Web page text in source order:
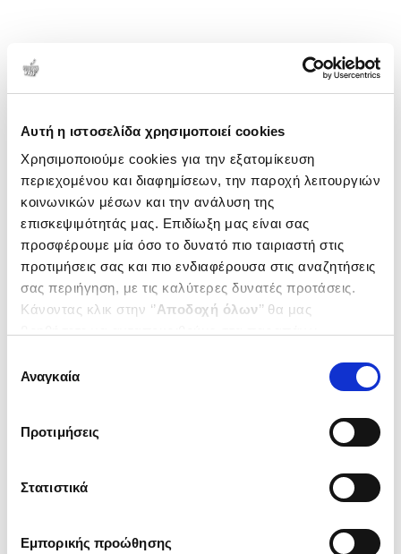
Αυτή η ιστοσελίδα χρησιμοποιεί cookies
Χρησιμοποιούμε cookies για την εξατομίκευση
περιεχομένου και διαφημίσεων, την παροχή λειτουργιών
κοινωνικών μέσων και την ανάλυση της
επισκεψιμότητάς μας. Επιδίωξη μας είναι σας
προσφέρουμε μία όσο το δυνατό πιο ταιριαστή στις
προτιμήσεις σας και πιο ενδιαφέρουσα στις αναζητήσεις
σας περιήγηση, με τις καλύτερες δυνατές προτάσεις.
Κάνοντας κλικ στην ‘’Αποδοχή όλων’’ θα μας
ενδιαφέρουν και να επιλέξετε από τα παρακάτω με την
΄΄και να ενημερωθείτε σχετικά με
συγκατάθεσης
Αναγκαία
Προτιμήσεις
Στατιστικά
Εμπορικής προώθησης